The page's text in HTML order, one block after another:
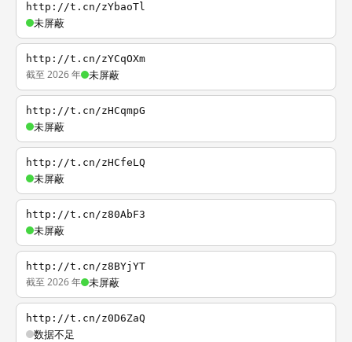
http://t.cn/zYbaoTl
未屏蔽
http://t.cn/zYCqOXm
截至 2026 年 未屏蔽
http://t.cn/zHCqmpG
未屏蔽
http://t.cn/zHCfeLQ
未屏蔽
http://t.cn/z80AbF3
未屏蔽
http://t.cn/z8BYjYT
截至 2026 年 未屏蔽
http://t.cn/z0D6ZaQ
数据不足